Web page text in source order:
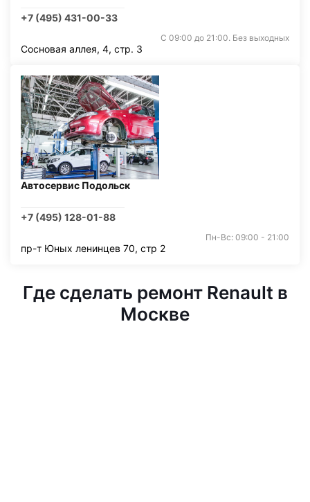
+7 (495) 431-00-33
С 09:00 до 21:00. Без выходных
Сосновая аллея, 4, стр. 3
Автосервис Подольск
+7 (495) 128-01-88
Пн-Вс: 09:00 - 21:00
пр-т Юных ленинцев 70, стр 2
Где сделать ремонт Renault в
Москве